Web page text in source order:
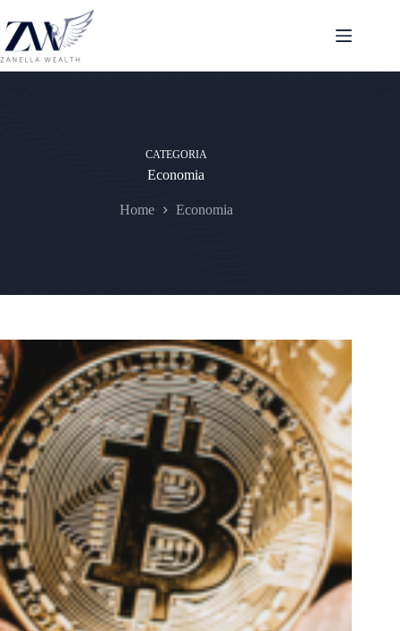
para
conteúdo
CATEGORIA
Economia
Home Economia